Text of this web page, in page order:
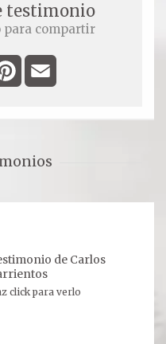
testimonio
para compartir
Pinterest
de Carlos
click para verlo